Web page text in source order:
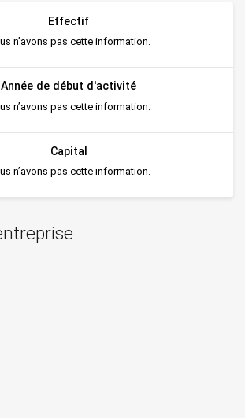
Effectif
n’avons pas cette information.
Année de début d'activité
n’avons pas cette information.
Capital
n’avons pas cette information.